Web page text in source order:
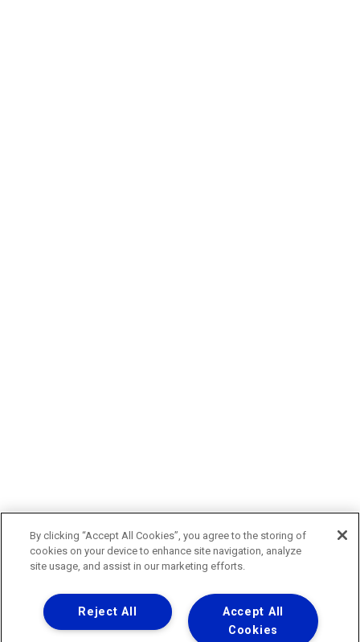
By clicking “Accept All Cookies”, you agree to the storing of
cookies on your device to enhance site navigation, analyze
site usage, and assist in our marketing efforts.
Accept All
Cookies
Reject All